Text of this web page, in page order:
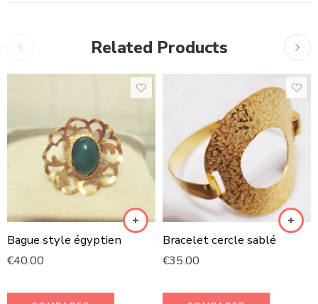
Related Products
Bague style égyptien
€40.00
Bracelet cercle sablé
€35.00